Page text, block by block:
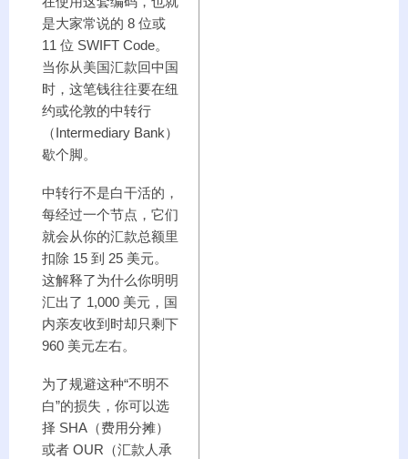
是大家常说的 8 位或
11 位 SWIFT Code。
当你从美国汇款回中国
时，这笔钱往往要在纽
约或伦敦的中转行
（Intermediary Bank）
歇个脚。
中转行不是白干活的，
每经过一个节点，它们
就会从你的汇款总额里
扣除 15 到 25 美元。
这解释了为什么你明明
汇出了 1,000 美元，国
内亲友收到时却只剩下
960 美元左右。
为了规避这种“不明不
白”的损失，你可以选
择 SHA（费用分摊）
或者 OUR（汇款人承